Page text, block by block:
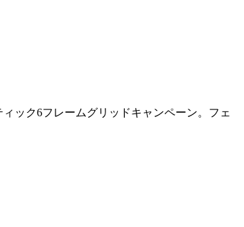
ック6フレームグリッドキャンペーン。フェ